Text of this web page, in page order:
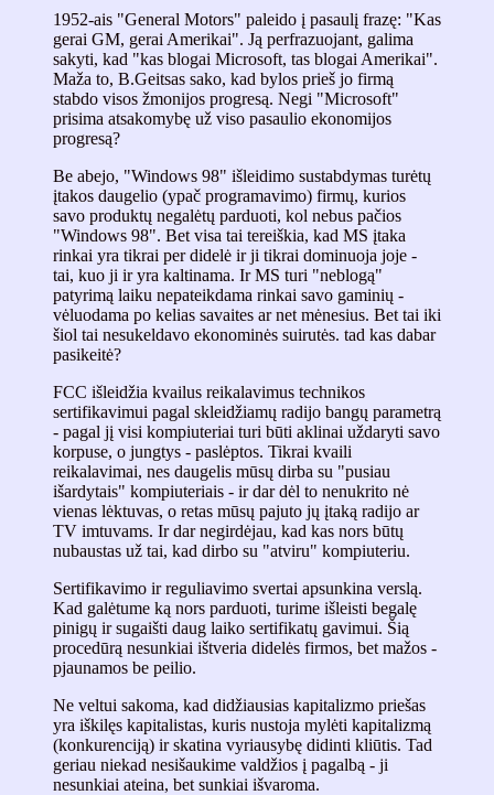
1952-ais "General Motors" paleido į pasaulį frazę: "Kas
gerai GM, gerai Amerikai". Ją perfrazuojant, galima
sakyti, kad "kas blogai Microsoft, tas blogai Amerikai".
Maža to, B.Geitsas sako, kad bylos prieš jo firmą
stabdo visos žmonijos progresą. Negi "Microsoft"
prisima atsakomybę už viso pasaulio ekonomijos
progresą?
Be abejo, "Windows 98" išleidimo sustabdymas turėtų
įtakos daugelio (ypač programavimo) firmų, kurios
savo produktų negalėtų parduoti, kol nebus pačios
"Windows 98". Bet visa tai tereiškia, kad MS įtaka
rinkai yra tikrai per didelė ir ji tikrai dominuoja joje -
tai, kuo ji ir yra kaltinama. Ir MS turi "neblogą"
patyrimą laiku nepateikdama rinkai savo gaminių -
vėluodama po kelias savaites ar net mėnesius. Bet tai iki
šiol tai nesukeldavo ekonominės suirutės. tad kas dabar
pasikeitė?
FCC išleidžia kvailus reikalavimus technikos
sertifikavimui pagal skleidžiamų radijo bangų parametrą
- pagal jį visi kompiuteriai turi būti aklinai uždaryti savo
korpuse, o jungtys - paslėptos. Tikrai kvaili
reikalavimai, nes daugelis mūsų dirba su "pusiau
išardytais" kompiuteriais - ir dar dėl to nenukrito nė
vienas lėktuvas, o retas mūsų pajuto jų įtaką radijo ar
TV imtuvams. Ir dar negirdėjau, kad kas nors būtų
nubaustas už tai, kad dirbo su "atviru" kompiuteriu.
Sertifikavimo ir reguliavimo svertai apsunkina verslą.
Kad galėtume ką nors parduoti, turime išleisti begalę
pinigų ir sugaišti daug laiko sertifikatų gavimui. Šią
procedūrą nesunkiai ištveria didelės firmos, bet mažos -
pjaunamos be peilio.
Ne veltui sakoma, kad didžiausias kapitalizmo priešas
yra iškilęs kapitalistas, kuris nustoja mylėti kapitalizmą
(konkurenciją) ir skatina vyriausybę didinti kliūtis. Tad
geriau niekad nesišaukime valdžios į pagalbą - ji
nesunkiai ateina, bet sunkiai išvaroma.